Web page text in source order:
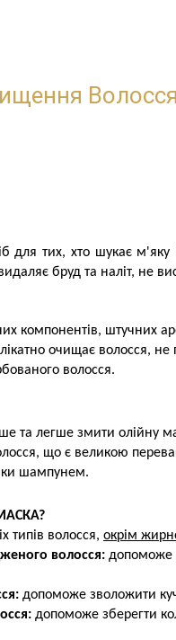
для тих, хто шукає
бруд та наліт, не
компонентів, штучних
очищає волосся,
волосся.
та легше змити олійну
що є великою
шампунем.
типів волосся, окрім
волосся: допоможе
допоможе зволожити
допоможе зберегти